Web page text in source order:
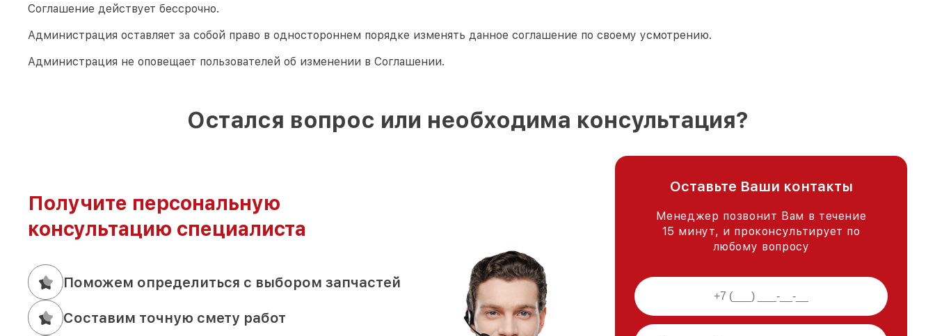
Соглашение действует бессрочно.
Администрация оставляет за собой право в одностороннем порядке изменять данное соглашение по своему усмотрению.
Администрация не оповещает пользователей об изменении в Соглашении.
Остался вопрос или необходима консультация?
Получите персональную
консультацию специалиста
Поможем определиться с выбором запчастей
Составим точную смету работ
Оставьте Ваши контакты
Менеджер позвонит Вам в течение
15 минут, и проконсультирует по
любому вопросу